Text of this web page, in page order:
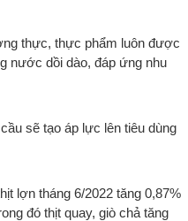
thực, thực phẩm luôn được
nước dồi dào, đáp ứng nhu
sẽ tạo áp lực lên tiêu dùng
lợn tháng 6/2022 tăng 0,87%
đó thịt quay, giò chả tăng